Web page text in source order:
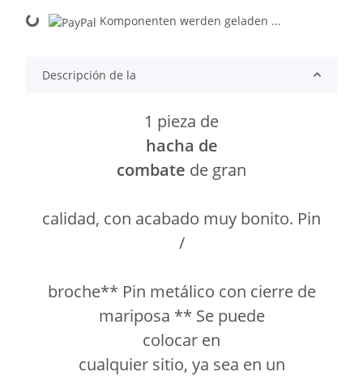
Loading... Komponenten werden geladen ...
Descripción de la
1 pieza de
hacha de
combate de gran
calidad, con acabado muy bonito. Pin
/
broche** Pin metálico con cierre de
mariposa ** Se puede
colocar en
cualquier sitio, ya sea en un